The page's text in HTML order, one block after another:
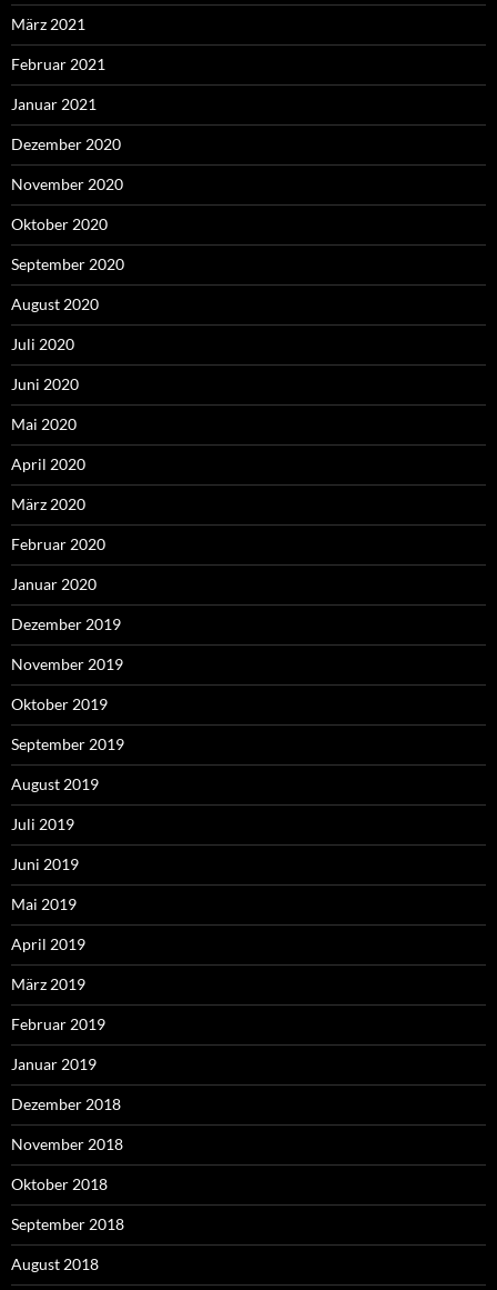
März 2021
Februar 2021
Januar 2021
Dezember 2020
November 2020
Oktober 2020
September 2020
August 2020
Juli 2020
Juni 2020
Mai 2020
April 2020
März 2020
Februar 2020
Januar 2020
Dezember 2019
November 2019
Oktober 2019
September 2019
August 2019
Juli 2019
Juni 2019
Mai 2019
April 2019
März 2019
Februar 2019
Januar 2019
Dezember 2018
November 2018
Oktober 2018
September 2018
August 2018